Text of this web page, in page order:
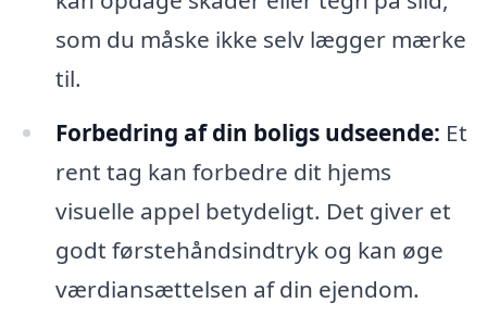
som du måske ikke selv lægger mærke
til.
Forbedring af din boligs udseende: Et
rent tag kan forbedre dit hjems
visuelle appel betydeligt. Det giver et
godt førstehåndsindtryk og kan øge
værdiansættelsen af din ejendom.